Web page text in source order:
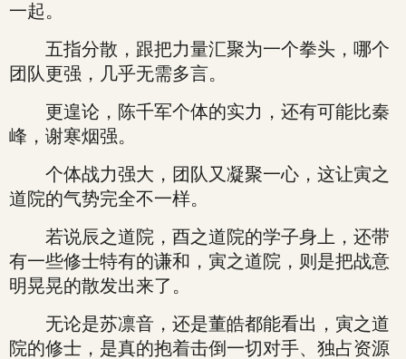
一起。
五指分散，跟把力量汇聚为一个拳头，哪个
团队更强，几乎无需多言。
更遑论，陈千军个体的实力，还有可能比秦
峰，谢寒烟强。
个体战力强大，团队又凝聚一心，这让寅之
道院的气势完全不一样。
若说辰之道院，酉之道院的学子身上，还带
有一些修士特有的谦和，寅之道院，则是把战意
明晃晃的散发出来了。
无论是苏凛音，还是董皓都能看出，寅之道
院的修士，是真的抱着击倒一切对手、独占资源